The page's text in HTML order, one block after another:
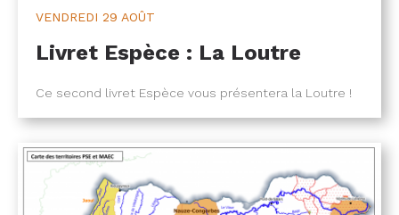
VENDREDI 29 AOÛT
Livret Espèce : La Loutre
Ce second livret Espèce vous présentera la Loutre !